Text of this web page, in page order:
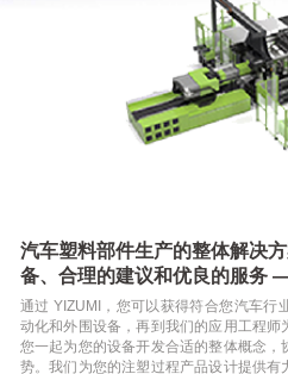
智造生态产业
智能互联解决方案
机器人自动化解决
方案
新工
艺应
用
FoamPro
ReactPro
行业应用
汽车 包
管材 玩
汽车塑料部件生产的整体解决
备、合理的建议和优良的服务
通过 YIZUMI，您可以获得符合您汽车行
动化和外围设备，再到我们的应用工程
您一起为您的设备开发合适的整体概念
势。我们为您的注塑过程产品设计提供